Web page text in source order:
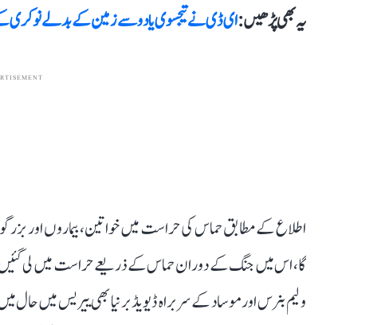
یہ بھی پڑھیں :ای ڈی نے تیجسوی یادو سے زمین کے بدلے نوکری کے معاملے میں
اطلاع کے مطابق حماس کی حراست میں خواتین، بیماروں اور
گا، اس میں جنگ کے دوران حماس کے ذریعے حراست میں لی
ولیم بنرس اور موساد کے سربراہ ڈیویڈ برنیا بھی ییریس میں